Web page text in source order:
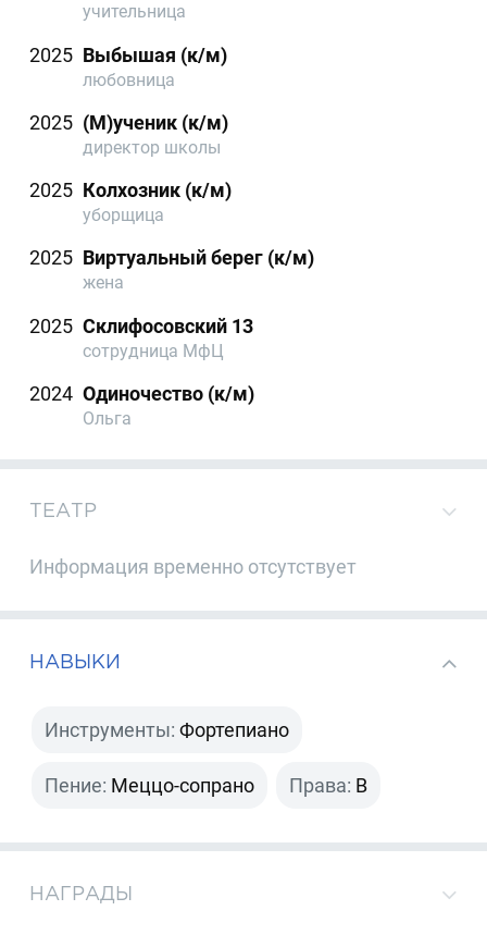
учительница
2025 Выбышая (к/м)
любовница
2025 (М)ученик (к/м)
директор школы
2025 Колхозник (к/м)
уборщица
2025 Виртуальный берег (к/м)
жена
2025 Склифосовский 13
сотрудница МфЦ
2024 Одиночество (к/м)
Ольга
ТЕАТР
Информация временно отсутствует
НАВЫКИ
Инструменты: Фортепиано
Пение: Меццо-сопрано Права: B
НАГРАДЫ